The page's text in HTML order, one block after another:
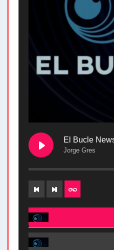
Jorge Gres